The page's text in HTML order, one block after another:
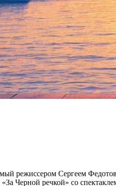
на "Арт-
режиссером Сергеем
«За Черной речкой» со